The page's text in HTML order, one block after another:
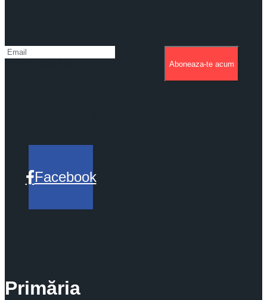
Aboneaza-te acum
Facebook
Primăria